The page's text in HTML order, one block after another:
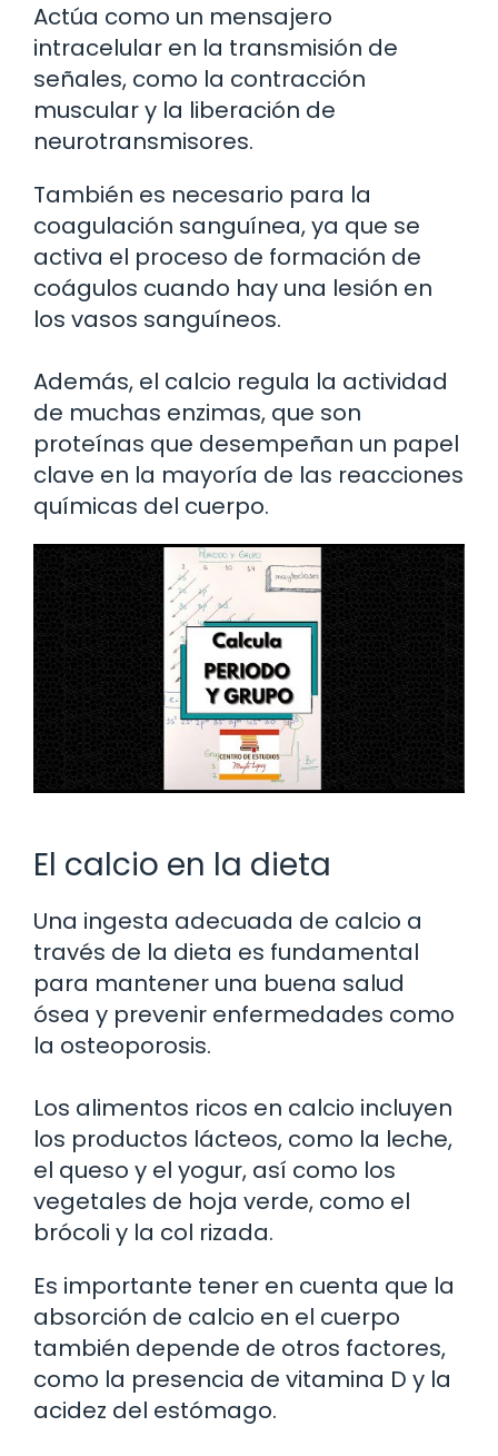
Actúa como un mensajero
intracelular en la transmisión de
señales, como la contracción
muscular y la liberación de
neurotransmisores.
También es necesario para la
coagulación sanguínea, ya que se
activa el proceso de formación de
coágulos cuando hay una lesión en
los vasos sanguíneos.
Además, el calcio regula la actividad
de muchas enzimas, que son
proteínas que desempeñan un papel
clave en la mayoría de las reacciones
químicas del cuerpo.
El calcio en la dieta
Una ingesta adecuada de calcio a
través de la dieta es fundamental
para mantener una buena salud
ósea y prevenir enfermedades como
la osteoporosis.
Los alimentos ricos en calcio incluyen
los productos lácteos, como la leche,
el queso y el yogur, así como los
vegetales de hoja verde, como el
brócoli y la col rizada.
Es importante tener en cuenta que la
absorción de calcio en el cuerpo
también depende de otros factores,
como la presencia de vitamina D y la
acidez del estómago.